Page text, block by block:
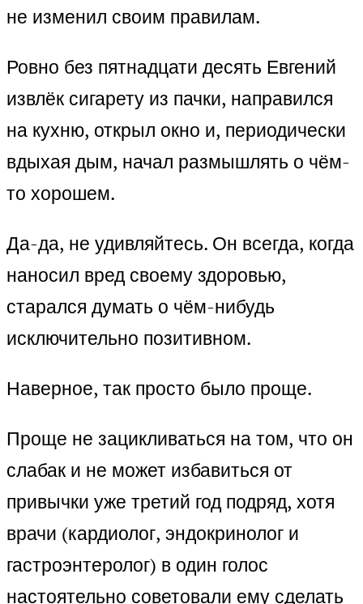
не изменил своим правилам.
Ровно без пятнадцати десять Евгений
извлёк сигарету из пачки, направился
на кухню, открыл окно и, периодически
вдыхая дым, начал размышлять о чём-
то хорошем.
Да-да, не удивляйтесь. Он всегда, когда
наносил вред своему здоровью,
старался думать о чём-нибудь
исключительно позитивном.
Наверное, так просто было проще.
Проще не зацикливаться на том, что он
слабак и не может избавиться от
привычки уже третий год подряд, хотя
врачи (кардиолог, эндокринолог и
гастроэнтеролог) в один голос
настоятельно советовали ему сделать